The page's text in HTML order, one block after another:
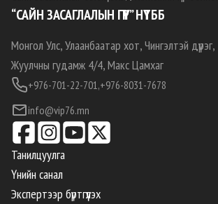
“САЙН ЗАСАГЛАЛЫН ГҮҮР” НҮТББ
Монгол Улс, Улаанбаатар хот, Чингэлтэй дүүрэг,
Жуулчны гудамж 4/4, Макс Цамхаг
+976-701-22-701,+976-8031-7678
info@vip76.mn
Танилцуулга
Үнийн санал
Экспертээр бүртгүүлэх